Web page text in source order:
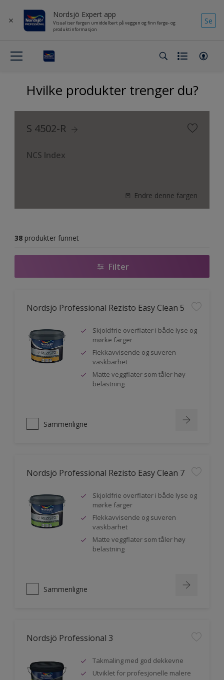
Nordsjö Expert app
Visualiser fargen umiddelbart på veggen og finn farge- og
produktinformasjon
Se
Hvilke produkter trenger du?
S 4502-R
NCS Index
Endre denne fargen
38 produkter funnet
Filter
Nordsjö Professional Rezisto Easy Clean 5
Skjoldfrie overflater i både lyse og
mørke farger
Flekkavvisende og suveren
vaskbarhet
Matte veggflater som tåler høy
belastning
Sammenligne
Nordsjö Professional Rezisto Easy Clean 7
Skjoldfrie overflater i både lyse og
mørke farger
Flekkavvisende og suveren
vaskbarhet
Matte veggflater som tåler høy
belastning
Sammenligne
Nordsjö Professional 3
Takmaling med god dekkevne
Utviklet for profesjonelle malere